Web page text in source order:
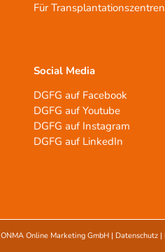
Für Transplantationszentren
Social Media
DGFG auf Facebook
DGFG auf Youtube
DGFG auf Instagram
DGFG auf LinkedIn
ONMA Online Marketing GmbH | Datenschutz |